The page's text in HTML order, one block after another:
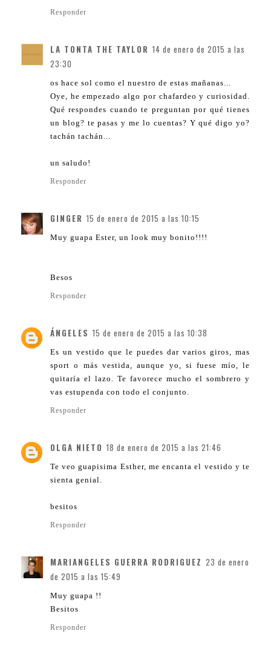
Responder
LA TONTA THE TAYLOR 14 de enero de 2015 a las
23:30
os hace sol como el nuestro de estas mañanas...
Oye, he empezado algo por chafardeo y curiosidad.
Qué respondes cuando te preguntan por qué tienes
un blog? te pasas y me lo cuentas? Y qué digo yo?
tachán tachán...
un saludo!
Responder
GINGER 15 de enero de 2015 a las 10:15
Muy guapa Ester, un look muy bonito!!!!
Besos
Responder
ÁNGELES 15 de enero de 2015 a las 10:38
Es un vestido que le puedes dar varios giros, mas
sport o más vestida, aunque yo, si fuese mío, le
quitaría el lazo. Te favorece mucho el sombrero y
vas estupenda con todo el conjunto.
Responder
OLGA NIETO 18 de enero de 2015 a las 21:46
Te veo guapisima Esther, me encanta el vestido y te
sienta genial.
besitos
Responder
MARIANGELES GUERRA RODRIGUEZ 23 de enero
de 2015 a las 15:49
Muy guapa !!
Besitos
Responder